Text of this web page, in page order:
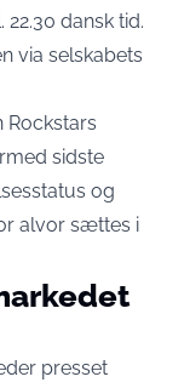
22.30 dansk tid.
via selskabets
Rockstars
sidste
og
alvor sættes i
presset